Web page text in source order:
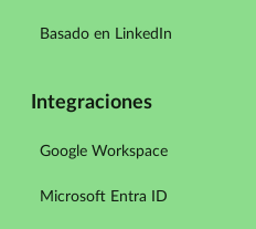
Basado en LinkedIn
Integraciones
Google Workspace
Microsoft Entra ID